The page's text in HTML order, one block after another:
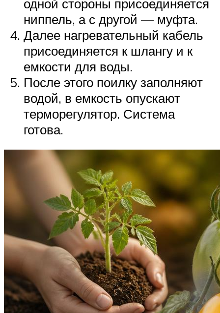
одной стороны присоединяется
ниппель, а с другой — муфта.
Далее нагревательный кабель
присоединяется к шлангу и к
емкости для воды.
После этого поилку заполняют
водой, в емкость опускают
терморегулятор. Система
готова.